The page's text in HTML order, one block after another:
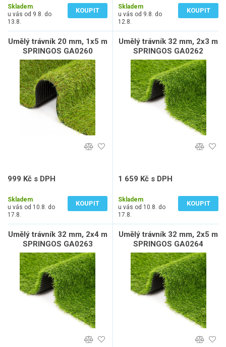
Skladem
u vás od 9.8. do
13.8.
KOUPIT
Skladem
u vás od 9.8. do
12.8.
KOUPIT
Umělý trávník 20 mm, 1x5 m
SPRINGOS GA0260
999 Kč s DPH
Skladem
u vás od 10.8. do
17.8.
KOUPIT
Umělý trávník 32 mm, 2x3 m
SPRINGOS GA0262
1 659 Kč s DPH
Skladem
u vás od 10.8. do
17.8.
KOUPIT
Umělý trávník 32 mm, 2x4 m
SPRINGOS GA0263
Umělý trávník 32 mm, 2x5 m
SPRINGOS GA0264